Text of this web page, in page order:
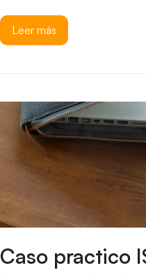
Leer más
Caso practico